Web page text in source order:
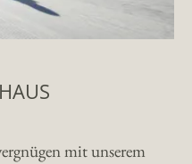
mit unserem